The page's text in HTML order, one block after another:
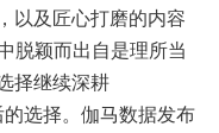
以及匠心打磨的内容
脱颖而出自是理所当
择继续深耕
选择。伽马数据发布